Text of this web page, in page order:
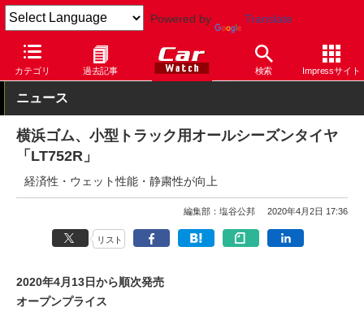
Powered by Translate
カテゴリ 過去記事 検索 Impressサイト
Car Watch タイヤ 横浜ゴム その他
ニュース
横浜ゴム、小型トラック用オールシーズンタイヤ
「LT752R」
経済性・ウェット性能・静粛性が向上
編集部：塩谷公邦 2020年4月2日 17:36
リスト
2020年4月13日から順次発売
オープンプライス